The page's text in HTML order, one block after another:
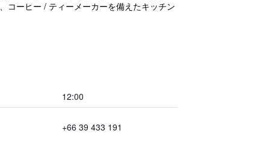
コーヒー / ティーメーカーを備えたキッチン
12:00
+66 39 433 191